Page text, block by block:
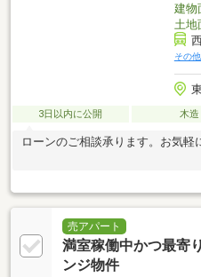
建物
土地
その
3日以内に公開 木造
ローンのご相談承ります。お気軽
売アパート
満室稼働中かつ最寄
ンジ物件